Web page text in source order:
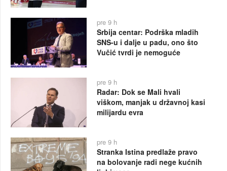
pre 9 h
Srbija centar: Podrška mladih
SNS-u i dalje u padu, ono što
Vučić tvrdi je nemoguće
pre 9 h
Radar: Dok se Mali hvali
viškom, manjak u državnoj kasi
milijardu evra
pre 9 h
Stranka Istina predlaže pravo
na bolovanje radi nege kućnih